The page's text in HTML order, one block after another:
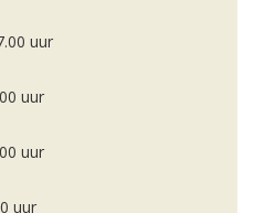
uur
uur
uur
uur